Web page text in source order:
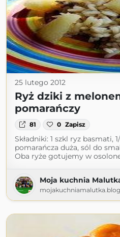
25 lutego 2012
Ryż dziki z
pomarańczy
81 0 Zapisz
Składniki: 1 szkl ryz basmati,
pomarańcza duża, sól do
Oba ryże gotujemy w
Moja kuchnia